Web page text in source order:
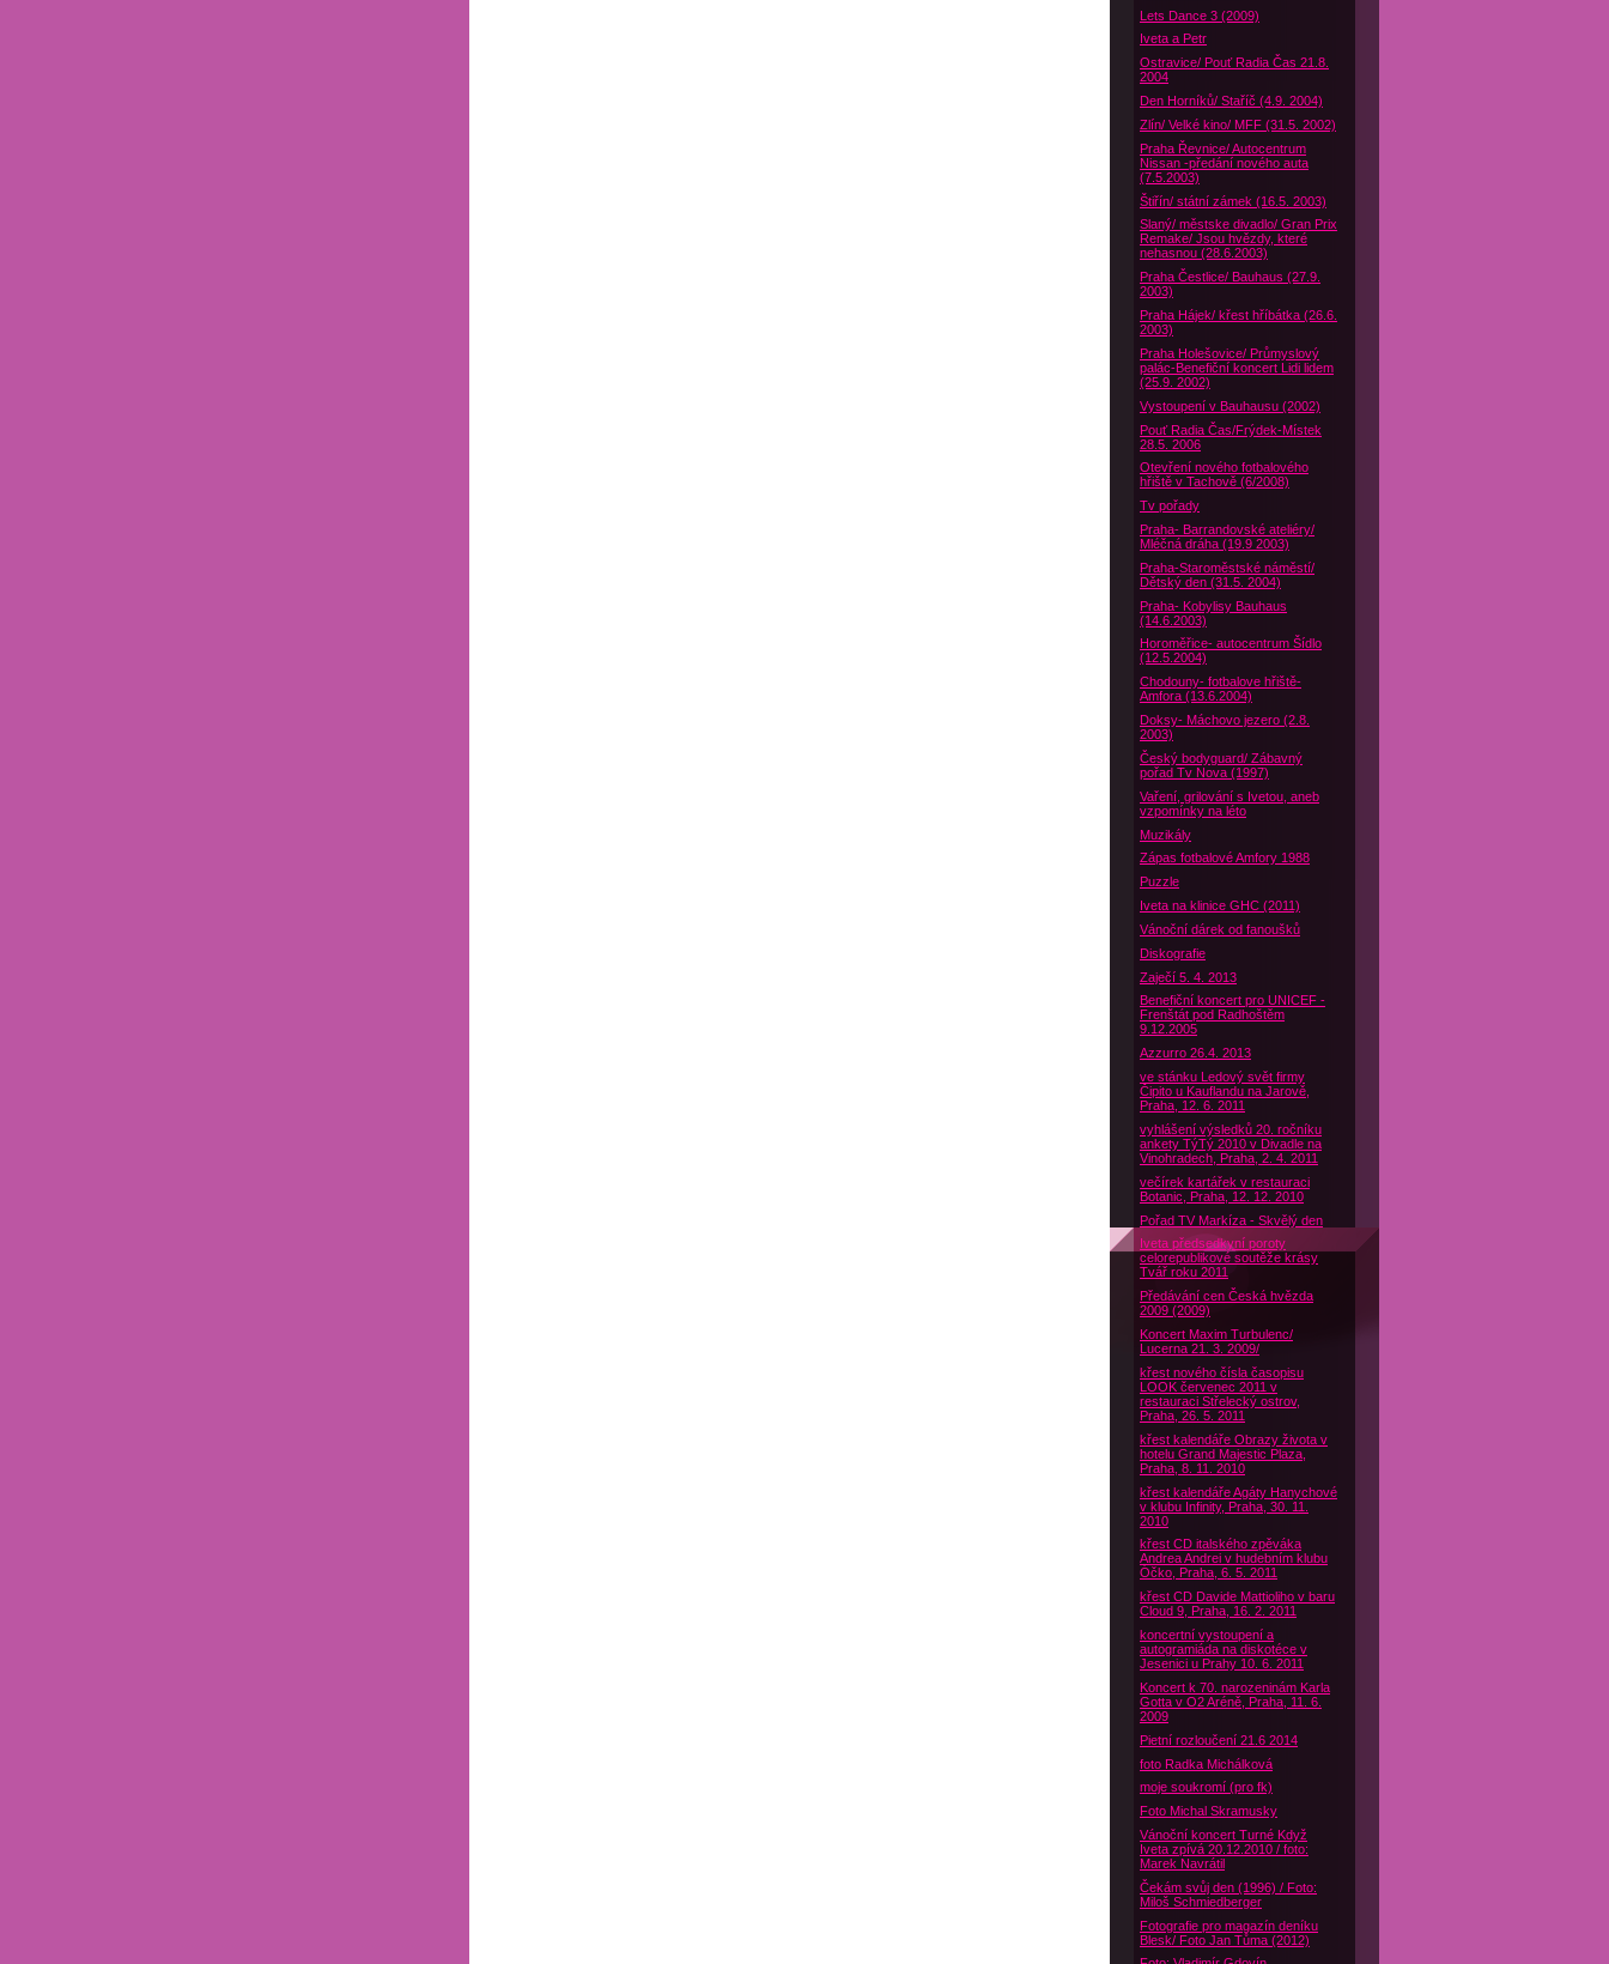
Lets Dance 3 (2009)
Iveta a Petr
Ostravice/ Pouť Radia Čas 21.8.
2004
Den Horníků/ Staříč (4.9. 2004)
Zlín/ Velké kino/ MFF (31.5. 2002)
Praha Řevnice/ Autocentrum
Nissan -předání nového auta
(7.5.2003)
Štiřín/ státní zámek (16.5. 2003)
Slaný/ městske divadlo/ Gran Prix
Remake/ Jsou hvězdy, které
nehasnou (28.6.2003)
Praha Čestlice/ Bauhaus (27.9.
2003)
Praha Hájek/ křest hříbátka (26.6.
2003)
Praha Holešovice/ Průmyslový
palác-Benefiční koncert Lidi lidem
(25.9. 2002)
Vystoupení v Bauhausu (2002)
Pouť Radia Čas/Frýdek-Místek
28.5. 2006
Otevření nového fotbalového
hřiště v Tachově (6/2008)
Tv pořady
Praha- Barrandovské ateliéry/
Mléčná dráha (19.9 2003)
Praha-Staroměstské náměstí/
Dětský den (31.5. 2004)
Praha- Kobylisy Bauhaus
(14.6.2003)
Horoměřice- autocentrum Šídlo
(12.5.2004)
Chodouny- fotbalove hřiště-
Amfora (13.6.2004)
Doksy- Máchovo jezero (2.8.
2003)
Český bodyguard/ Zábavný
pořad Tv Nova (1997)
Vaření, grilování s Ivetou, aneb
vzpomínky na léto
Muzikály
Zápas fotbalové Amfory 1988
Puzzle
Iveta na klinice GHC (2011)
Vánoční dárek od fanoušků
Diskografie
Zaječí 5. 4. 2013
Benefiční koncert pro UNICEF -
Frenštát pod Radhoštěm
9.12.2005
Azzurro 26.4. 2013
ve stánku Ledový svět firmy
Čipito u Kauflandu na Jarově,
Praha, 12. 6. 2011
vyhlášení výsledků 20. ročníku
ankety TýTý 2010 v Divadle na
Vinohradech, Praha, 2. 4. 2011
večírek kartářek v restauraci
Botanic, Praha, 12. 12. 2010
Pořad TV Markíza - Skvělý den
Iveta předsedkyní poroty
celorepublikové soutěže krásy
Tvář roku 2011
Předávání cen Česká hvězda
2009 (2009)
Koncert Maxim Turbulenc/
Lucerna 21. 3. 2009/
křest nového čísla časopisu
LOOK červenec 2011 v
restauraci Střelecký ostrov,
Praha, 26. 5. 2011
křest kalendáře Obrazy života v
hotelu Grand Majestic Plaza,
Praha, 8. 11. 2010
křest kalendáře Agáty Hanychové
v klubu Infinity, Praha, 30. 11.
2010
křest CD italského zpěváka
Andrea Andrei v hudebním klubu
Óčko, Praha, 6. 5. 2011
křest CD Davide Mattioliho v baru
Cloud 9, Praha, 16. 2. 2011
koncertní vystoupení a
autogramiáda na diskotéce v
Jesenici u Prahy 10. 6. 2011
Koncert k 70. narozeninám Karla
Gotta v O2 Aréně, Praha, 11. 6.
2009
Pietní rozloučení 21.6 2014
foto Radka Michálková
moje soukromí (pro fk)
Foto Michal Skramusky
Vánoční koncert Turné Když
Iveta zpívá 20.12.2010 / foto:
Marek Navrátil
Čekám svůj den (1996) / Foto:
Miloš Schmiedberger
Fotografie pro magazín deníku
Blesk/ Foto Jan Tůma (2012)